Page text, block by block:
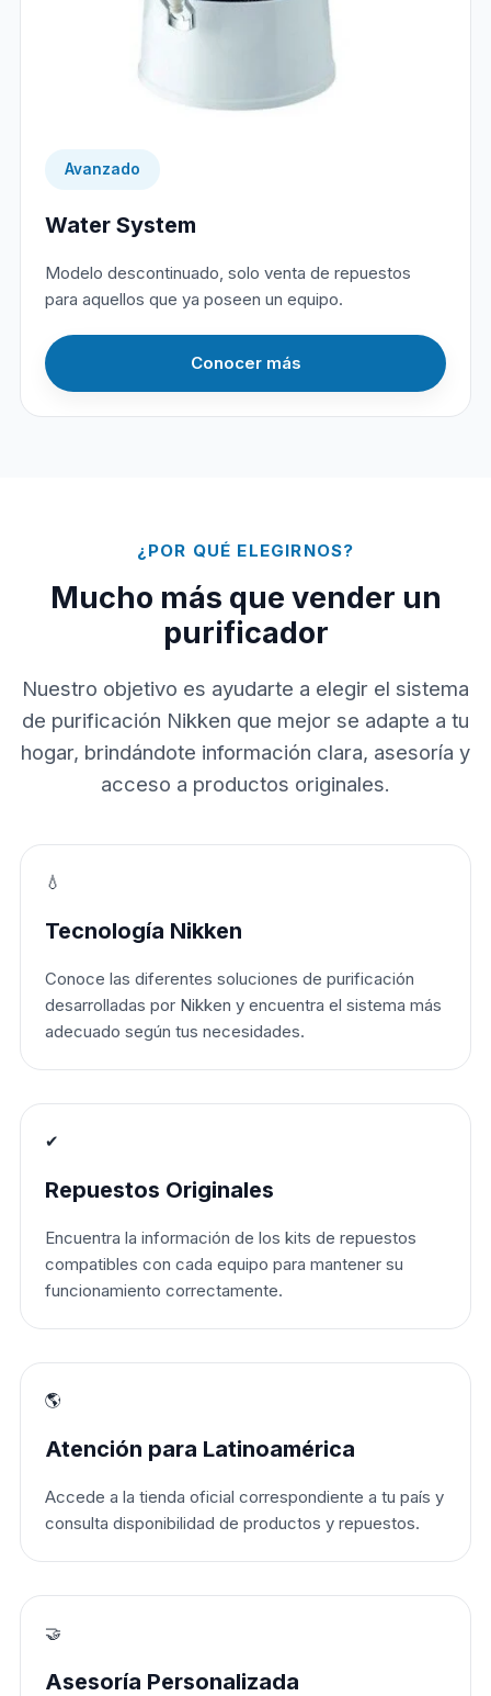
Avanzado
Water System
Modelo descontinuado, solo venta de repuestos
para aquellos que ya poseen un equipo.
Conocer más
¿POR QUÉ ELEGIRNOS?
Mucho más que vender un
purificador
Nuestro objetivo es ayudarte a elegir el sistema
de purificación Nikken que mejor se adapte a tu
hogar, brindándote información clara, asesoría y
acceso a productos originales.
💧
Tecnología Nikken
Conoce las diferentes soluciones de purificación
desarrolladas por Nikken y encuentra el sistema más
adecuado según tus necesidades.
✔
Repuestos Originales
Encuentra la información de los kits de repuestos
compatibles con cada equipo para mantener su
funcionamiento correctamente.
🌎
Atención para Latinoamérica
Accede a la tienda oficial correspondiente a tu país y
consulta disponibilidad de productos y repuestos.
🤝
Asesoría Personalizada